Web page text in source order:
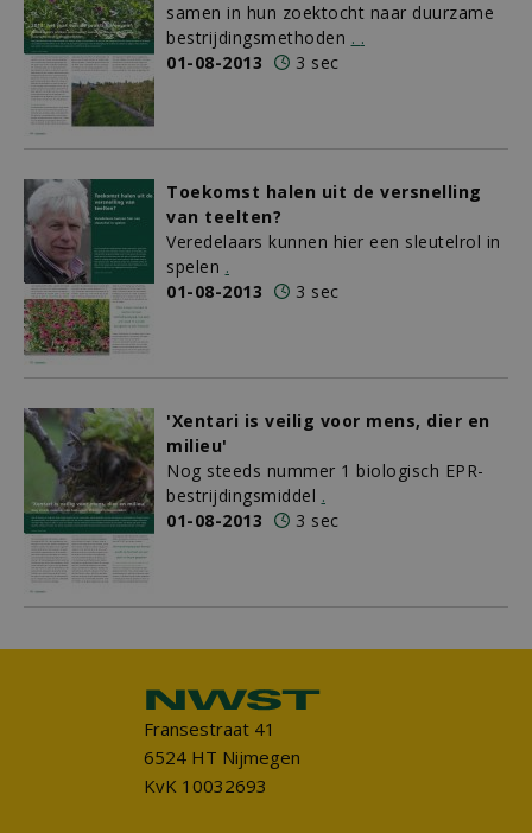
samen in hun zoektocht naar duurzame
bestrijdingsmethoden . .
01-08-2013
3 sec
Toekomst halen uit de versnelling
van teelten?
Veredelaars kunnen hier een sleutelrol in
spelen .
01-08-2013
3 sec
'Xentari is veilig voor mens, dier en
milieu'
Nog steeds nummer 1 biologisch EPR-
bestrijdingsmiddel .
01-08-2013
3 sec
Fransestraat 41
6524 HT Nijmegen
KvK 10032693